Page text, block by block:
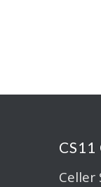
Celler